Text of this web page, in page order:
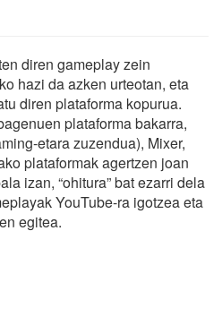
diren gameplay zein
hazi da azken urteotan, eta
diren plataforma kopurua.
plataforma bakarra,
etara zuzendua), Mixer,
plataformak agertzen joan
izan, “ohitura” bat ezarri dela
YouTube-ra igotzea eta
egitea.